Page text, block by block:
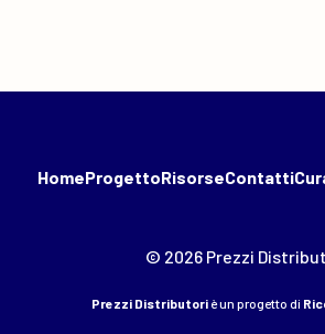
HomeProgettoRisorseContatti
© 2026 Prezzi
Prezzi Distributori è un progetto di